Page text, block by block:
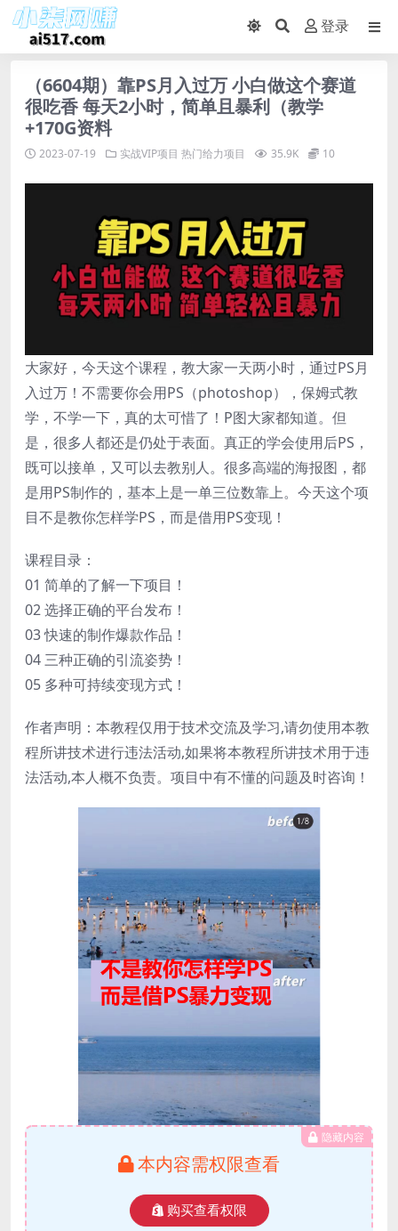
登录
（6604期）靠PS月入过万 小白做这个赛道
很吃香 每天2小时，简单且暴利（教学
+170G资料
2023-07-19 实战VIP项目 热门给力项目 35.9K 10
大家好，今天这个课程，教大家一天两小时，通过PS月
入过万！不需要你会用PS（photoshop），保姆式教
学，不学一下，真的太可惜了！P图大家都知道。但
是，很多人都还是仍处于表面。真正的学会使用后PS，
既可以接单，又可以去教别人。很多高端的海报图，都
是用PS制作的，基本上是一单三位数靠上。今天这个项
目不是教你怎样学PS，而是借用PS变现！
课程目录：
01 简单的了解一下项目！
02 选择正确的平台发布！
03 快速的制作爆款作品！
04 三种正确的引流姿势！
05 多种可持续变现方式！
作者声明：本教程仅用于技术交流及学习,请勿使用本教
程所讲技术进行违法活动,如果将本教程所讲技术用于违
法活动,本人概不负责。项目中有不懂的问题及时咨询！
隐藏内容
本内容需权限查看
购买查看权限